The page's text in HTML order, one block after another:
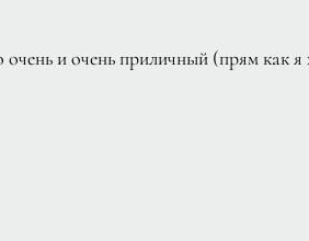
и очень приличный (прям как я